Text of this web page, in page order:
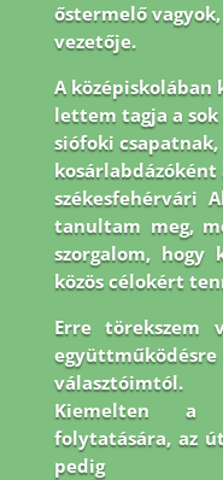
őstermelő
vezetője.
A középiskolában
lettem tagja a
siófoki
székesfehérvári
tanultam meg,
szorgalom, hogy
közös célokért
Erre törekszem
választóimtól.
Kiemelten a
folytatására, az
pedig